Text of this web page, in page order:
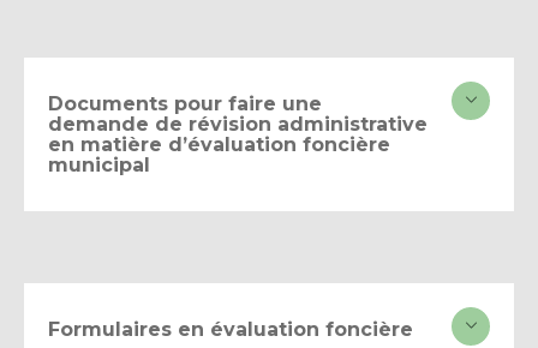
Documents pour faire une
demande de révision administrative
en matière d’évaluation foncière
municipal
Formulaires en évaluation foncière